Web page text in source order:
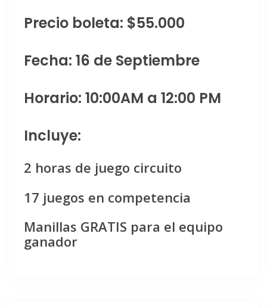
Precio boleta: $55.000
Fecha: 16 de Septiembre
Horario: 10:00AM a 12:00 PM
Incluye:
2 horas de juego circuito
17 juegos en competencia
Manillas GRATIS para el equipo
ganador